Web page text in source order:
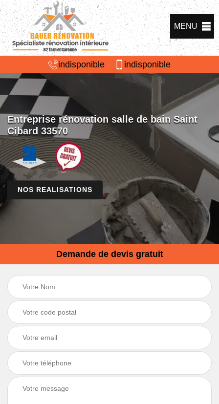
MENU
indisponible indisponible
Entreprise rénovation salle de bain Saint
Cibard 33570
NOS REALISATIONS
Demande de devis gratuit